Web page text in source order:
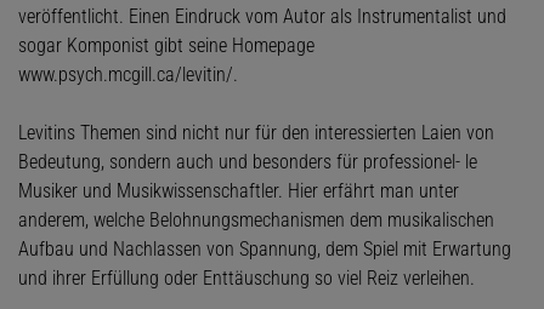
veröffentlicht. Einen Eindruck vom Autor als Instrumentalist und
sogar Komponist gibt seine Homepage
www.psych.mcgill.ca/levitin/.
Levitins Themen sind nicht nur für den interessierten Laien von
Bedeutung, sondern auch und besonders für professionel- le
Musiker und Musikwissenschaftler. Hier erfährt man unter
anderem, welche Belohnungsmechanismen dem musikalischen
Aufbau und Nachlassen von Spannung, dem Spiel mit Erwartung
und ihrer Erfüllung oder Enttäuschung so viel Reiz verleihen.